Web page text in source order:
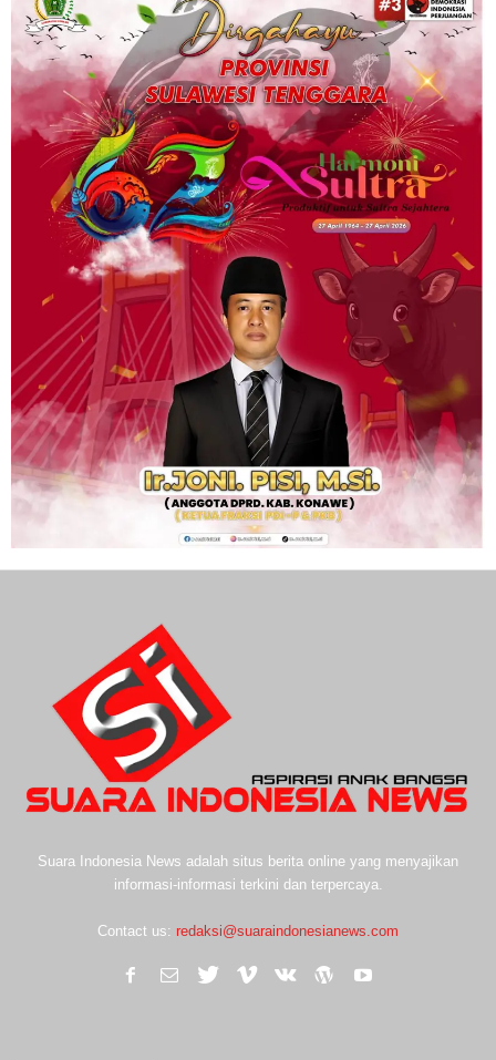
Suara Indonesia News adalah situs berita online yang menyajikan
informasi-informasi terkini dan terpercaya.
Contact us: redaksi@suaraindonesianews.com